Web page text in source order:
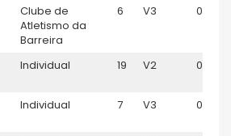
Clube de
Atletismo da
Barreira
6 V3
Individual 19 V2
Individual 7 V3